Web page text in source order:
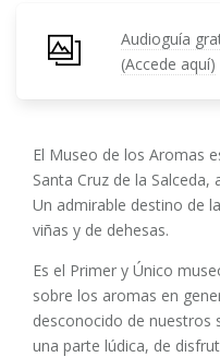
Audioguía
(Accede aquí)
El Museo de los Aromas
Santa Cruz de la
Un admirable destino de
viñas y de dehesas.
Es el Primer y Único
sobre los aromas en
desconocido de nuestros
una parte lúdica, de